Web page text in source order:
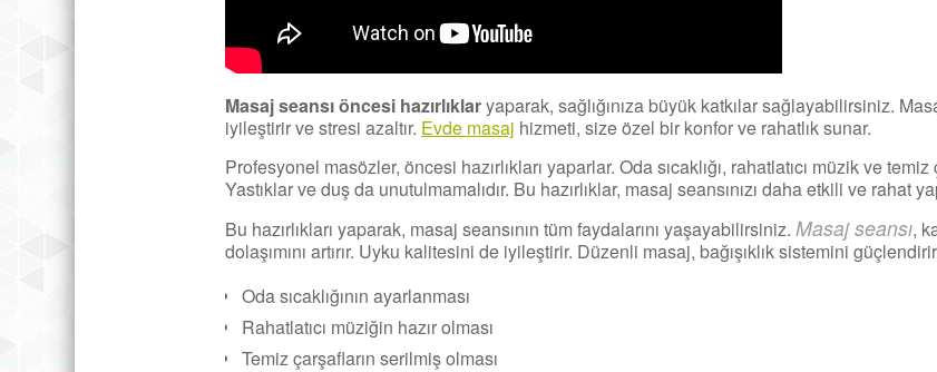
Masaj seansıöncesi hazırlıklaryaparak, sağlığınıza büyük katkılar sağlayabilirsiniz.
iyileştirir ve stresi azaltır. Evde masaj hizmeti, size özel bir konfor ve rahatlık sunar.
Profesyonel masözler, öncesi hazırlıkları yaparlar. Oda sıcaklığı, rahatlatıcı müzik ve
Yastıklar ve duş da unutulmamalıdır. Bu hazırlıklar, masaj seansınızı daha etkili ve rahat
Bu hazırlıkları yaparak, masaj seansının tüm faydalarını yaşayabilirsiniz. Masaj seansı,
dolaşımını artırır. Uyku kalitesini de iyileştirir. Düzenli masaj, bağışıklık sistemini
Oda sıcaklığının ayarlanması
Rahatlatıcı müziğin hazır olması
Temiz çarşafların serilmiş olması